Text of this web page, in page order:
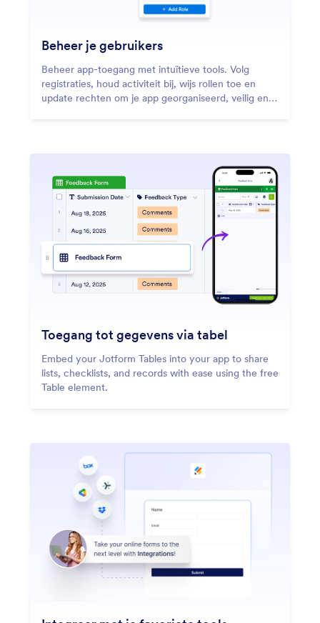
Beheer je gebruikers
Beheer app-toegang met intuïtieve tools. Volg
registraties, houd activiteit bij, wijs rollen toe en
update rechten om je app georganiseerd, veilig en
Toegang tot gegevens via tabel
Embed your Jotform Tables into your app to share
lists, checklists, and records with ease using the free
Table element.